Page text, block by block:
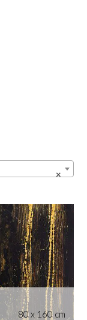
×
sortiert
80 x 160 cm